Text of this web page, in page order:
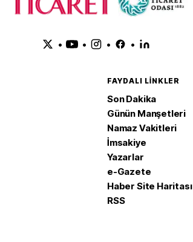
• • • •
FAYDALI LINKLER
Son Dakika
Günün Manşetleri
Namaz Vakitleri
İmsakiye
Yazarlar
e-Gazete
Haber Site Haritası
RSS